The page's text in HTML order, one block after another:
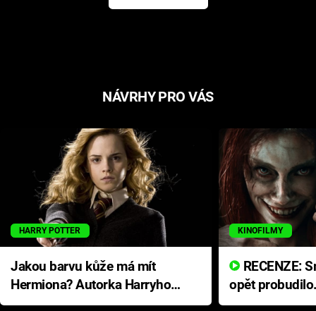
NÁVRHY PRO VÁS
HARRY POTTER
Jakou barvu kůže má mít
Hermiona? Autorka Harryho
Pottera přišla s ráznou
KINOFILMY
opět
přichází s